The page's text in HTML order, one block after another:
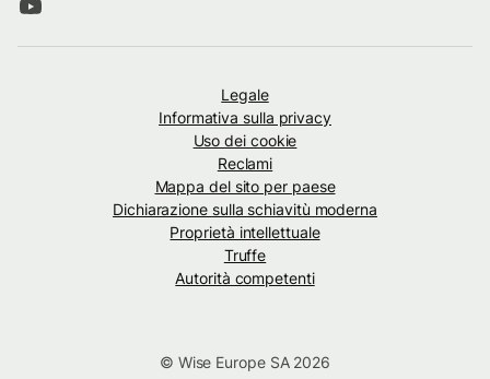
Legale
Informativa sulla privacy
Uso dei cookie
Reclami
Mappa del sito per paese
Dichiarazione sulla schiavitù moderna
Proprietà intellettuale
Truffe
Autorità competenti
© Wise Europe SA 2026